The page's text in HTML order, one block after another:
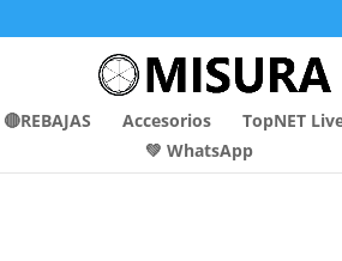
🔴REBAJAS Accesorios TopNET
💚 WhatsApp